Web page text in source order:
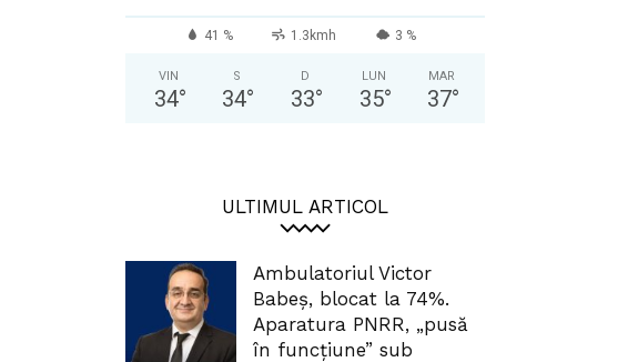
41 % 1.3kmh 3 %
VIN
34°
S
34°
D
33°
LUN
35°
MAR
37°
ULTIMUL ARTICOL
Ambulatoriul Victor
Babeș, blocat la 74%.
Aparatura PNRR, „pusă
în funcțiune” sub